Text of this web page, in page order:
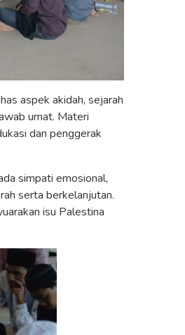
aspek akidah, sejarah
umat. Materi
dan penggerak
simpati emosional,
serta berkelanjutan.
isu Palestina